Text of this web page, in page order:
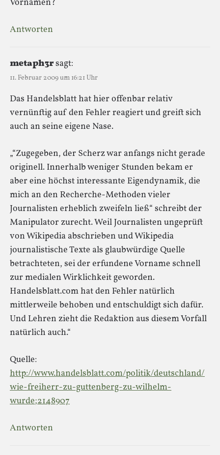
Vornamen?
Antworten
metaph3rsagt:
11. Februar 2009 um 16:21 Uhr
Das Handelsblatt hat hier offenbar relativ
vernünftig auf den Fehler reagiert und greift sich
auch an seine eigene Nase.
„“Zugegeben, der Scherz war anfangs nicht gerade
originell. Innerhalb weniger Stunden bekam er
aber eine höchst interessante Eigendynamik, die
mich an den Recherche-Methoden vieler
Journalisten erheblich zweifeln ließ“ schreibt der
Manipulator zurecht. Weil Journalisten ungeprüft
von Wikipedia abschrieben und Wikipedia
journalistische Texte als glaubwürdige Quelle
betrachteten, sei der erfundene Vorname schnell
zur medialen Wirklichkeit geworden.
Handelsblatt.com hat den Fehler natürlich
mittlerweile behoben und entschuldigt sich dafür.
Und Lehren zieht die Redaktion aus diesem Vorfall
natürlich auch.“
Quelle:
http://www.handelsblatt.com/politik/deutschland/
wie-freiherr-zu-guttenberg-zu-wilhelm-
wurde;2148907
Antworten